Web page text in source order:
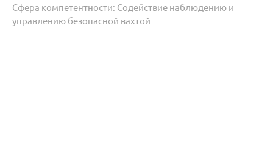
Сфера компетентности: Содействие наблюдению и
управлению безопасной вахтой